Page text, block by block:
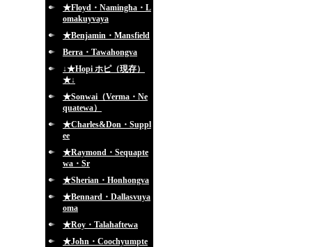
★Floyd・Namingha・L
omakuyvaya
★Benjamin・Mansfield
Berra・Tawahongva
↓★Hopi ホピ（現存）
★↓
★Sonwai（Verma・Ne
quatewa）
★Charles&Don・Suppl
ee
★Raymond・Sequapte
wa・Sr
★Sherian・Honhongva
★Bennard・Dallasvuya
oma
★Roy・Talahaftewa
★John・Coochyumpte